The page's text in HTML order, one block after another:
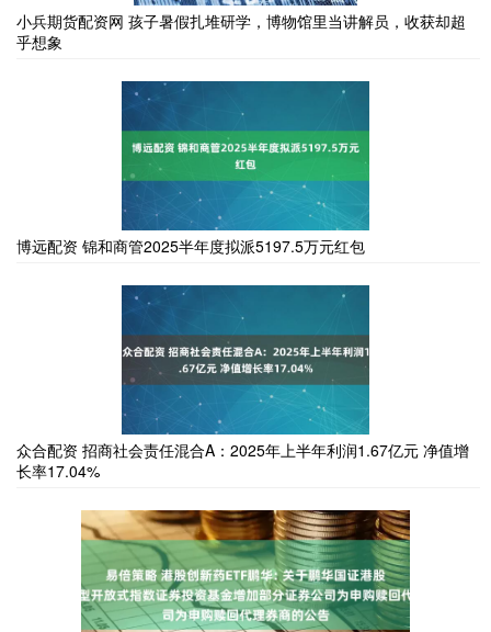
小兵期货配资网 孩子暑假扎堆研学，博物馆里当讲解员，收获却超
乎想象
博远配资 锦和商管2025半年度拟派5197.5万元红包
众合配资 招商社会责任混合A：2025年上半年利润1.67亿元 净值增
长率17.04%